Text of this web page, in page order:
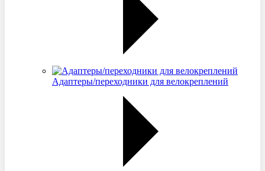
Адаптеры/переходники для велокреплений